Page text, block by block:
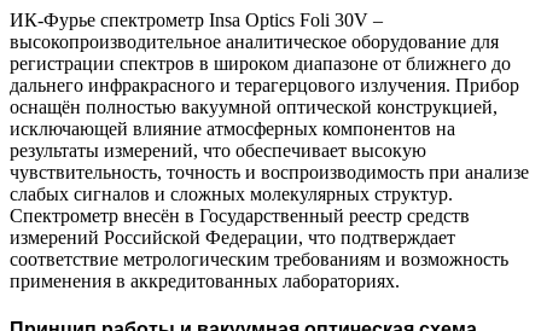
ИК-Фурье спектрометр Insa Optics Foli 30V –
высокопроизводительное аналитическое оборудование для
регистрации спектров в широком диапазоне от ближнего до
дальнего инфракрасного и терагерцового излучения. Прибор
оснащён полностью вакуумной оптической конструкцией,
исключающей влияние атмосферных компонентов на
результаты измерений, что обеспечивает высокую
чувствительность, точность и воспроизводимость при анализе
слабых сигналов и сложных молекулярных структур.
Спектрометр внесён в Государственный реестр средств
измерений Российской Федерации, что подтверждает
соответствие метрологическим требованиям и возможность
применения в аккредитованных лабораториях.